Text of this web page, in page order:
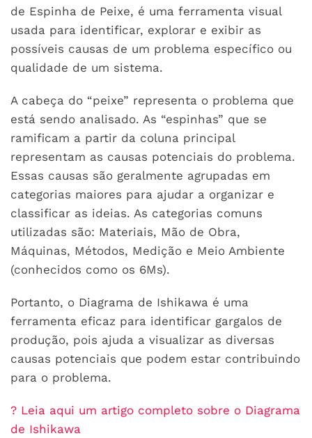
de Espinha de Peixe, é uma ferramenta visual
usada para identificar, explorar e exibir as
possíveis causas de um problema específico ou
qualidade de um sistema.
A cabeça do “peixe” representa o problema que
está sendo analisado. As “espinhas” que se
ramificam a partir da coluna principal
representam as causas potenciais do problema.
Essas causas são geralmente agrupadas em
categorias maiores para ajudar a organizar e
classificar as ideias. As categorias comuns
utilizadas são: Materiais, Mão de Obra,
Máquinas, Métodos, Medição e Meio Ambiente
(conhecidos como os 6Ms).
Portanto, o Diagrama de Ishikawa é uma
ferramenta eficaz para identificar gargalos de
produção, pois ajuda a visualizar as diversas
causas potenciais que podem estar contribuindo
para o problema.
? Leia aqui um artigo completo sobre o Diagrama
de Ishikawa